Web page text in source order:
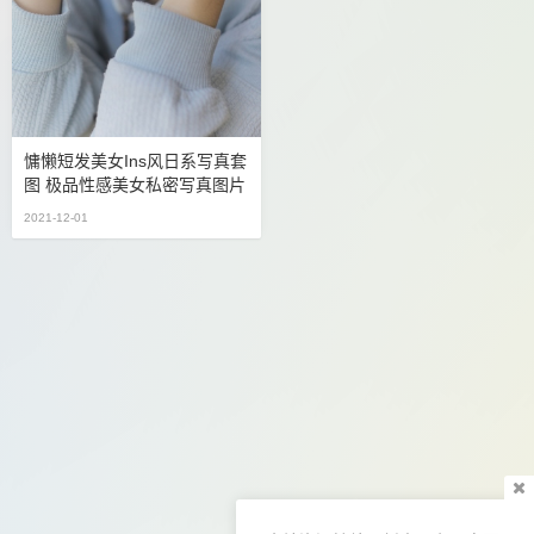
慵懒短发美女ins风日系写真套
图 极品性感美女私密写真图片
2021-12-01